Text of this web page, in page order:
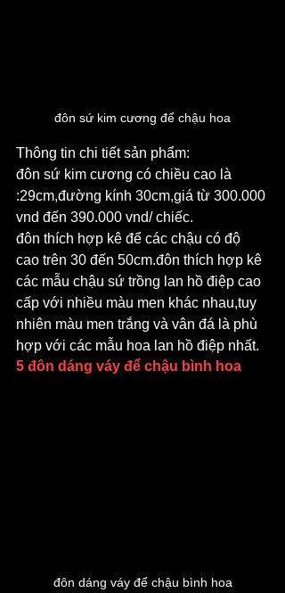
đôn sứ kim cương để chậu hoa
Thông tin chi tiết sản phẩm:
đôn sứ kim cương có chiều cao là
:29cm,đường kính 30cm,giá từ 300.000
vnd đến 390.000 vnd/ chiếc.
đôn thích hợp kê để các chậu có độ
cao trên 30 đến 50cm.đôn thích hợp kê
các mẫu chậu sứ trồng lan hồ điệp cao
cấp với nhiều màu men khác nhau,tuy
nhiên màu men trắng và vân đá là phù
hợp với các mẫu hoa lan hồ điệp nhất.
5 đôn dáng váy để chậu bình hoa
đôn dáng váy để chậu bình hoa